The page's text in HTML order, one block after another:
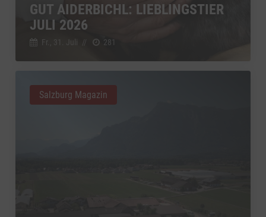
GUT AIDERBICHL: LIEBLINGSTIER
JULI 2026
Fr., 31. Juli // 281
Salzburg Magazin